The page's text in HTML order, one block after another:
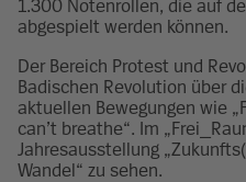
1.300 Notenrollen, die auf
abgespielt werden können.
Der Bereich Protest und
Badischen Revolution über
aktuellen Bewegungen wie
can’t breathe“. Im
Jahresausstellung
Wandel“ zu sehen.